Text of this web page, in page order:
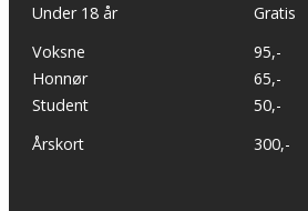
Under 18 år
Gratis
Voksne
Honnør
Student
95,-
65,-
50,-
Årskort
300,-